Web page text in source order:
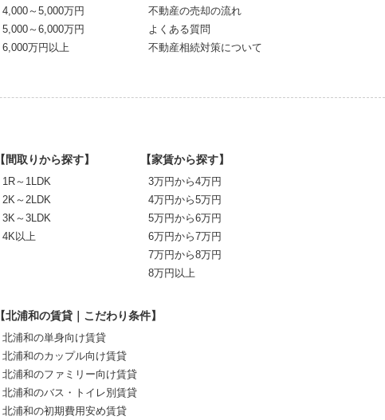
4,000～5,000万円
5,000～6,000万円
6,000万円以上
不動産の売却の流れ
よくある質問
不動産相続対策について
【間取りから探す】
1R～1LDK
2K～2LDK
3K～3LDK
4K以上
【家賃から探す】
3万円から4万円
4万円から5万円
5万円から6万円
6万円から7万円
7万円から8万円
8万円以上
【北浦和の賃貸｜こだわり条件】
北浦和の単身向け賃貸
北浦和のカップル向け賃貸
北浦和のファミリー向け賃貸
北浦和のバス・トイレ別賃貸
北浦和の初期費用安め賃貸